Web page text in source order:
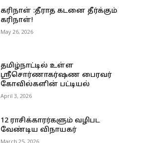
கரிநாள் :தீராத கடனை தீர்க்கும்
கரிநாள்!
May 26, 2026
தமிழ்நாட்டில் உள்ள
ஸ்ரீசொர்ணாகர்ஷண பைரவர்
கோவில்களின் பட்டியல்
April 3, 2026
12 ராசிக்காரர்களும் வழிபட
வேண்டிய விநாயகர்
March 25, 2026